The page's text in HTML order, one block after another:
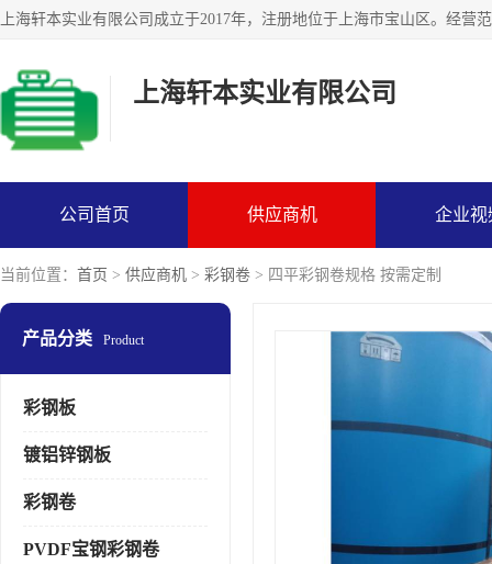
上海轩本实业有限公司
公司首页 供应商机 企业视
当前位置： 首页 > 供应商机 > 彩钢卷 > 四平彩钢卷规格 按需定制
产品分类 Product
彩钢板
镀铝锌钢板
彩钢卷
PVDF宝钢彩钢卷